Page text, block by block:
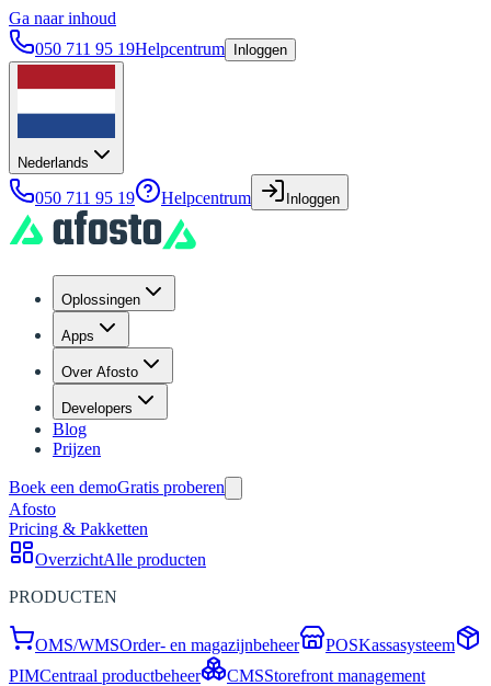
Ga naar inhoud
050 711 95 19Helpcentrum Inloggen
Nederlands
050 711 95 19 Helpcentrum Inloggen
Oplossingen
Apps
Over Afosto
Developers
Blog
Prijzen
Boek een demoGratis proberen
Afosto
Pricing & Pakketten
OverzichtAlle producten
PRODUCTEN
OMS/WMSOrder- en magazijnbeheer POSKassasysteem
PIMCentraal productbeheer CMSStorefront management